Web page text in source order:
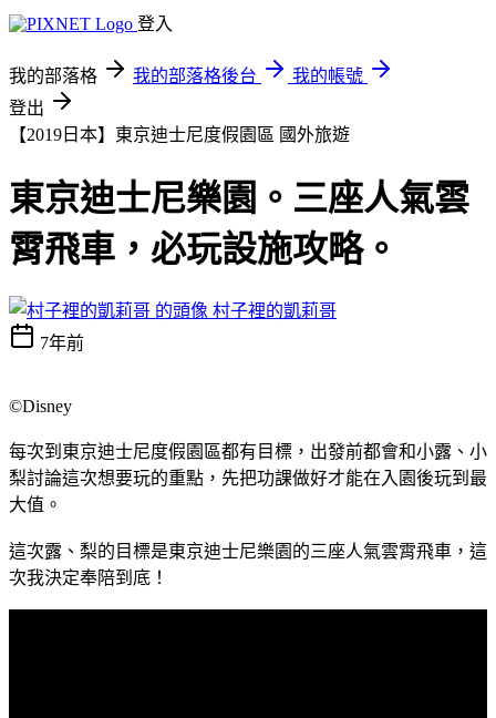
登入
我的部落格 我的部落格後台
我的帳號
登出
【2019日本】東京迪士尼度假園區 國外旅遊
東京迪士尼樂園。三座人氣雲
霄飛車，必玩設施攻略。
村子裡的凱莉哥
7年前
©Disney
每次到東京迪士尼度假園區都有目標，出發前都會和小露、小
梨討論這次想要玩的重點，先把功課做好才能在入園後玩到最
大值。
這次露、梨的目標是東京迪士尼樂園的三座人氣雲霄飛車，這
次我決定奉陪到底！